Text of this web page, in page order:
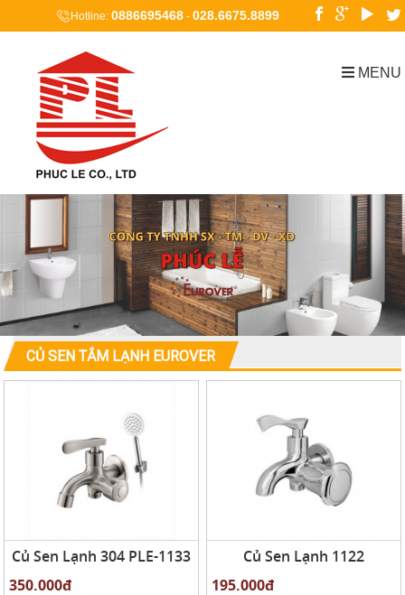
Hotline: 0886695468- 028.6675.8899
MENU
CỦ SEN TẮM LẠNH EUROVER
Củ Sen Lạnh 304 PLE-1133
350.000đ
Củ Sen Lạnh 1122
195.000đ